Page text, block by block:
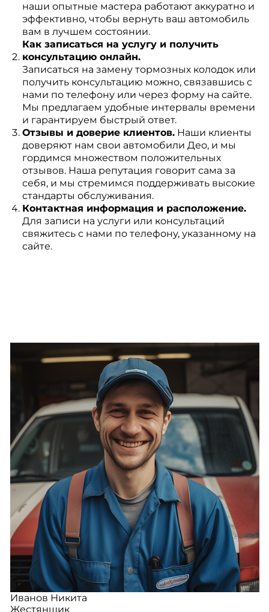
наши опытные мастера работают аккуратно и
эффективно, чтобы вернуть ваш автомобиль
вам в лучшем состоянии.
Как записаться на услугу и получить
консультацию онлайн.
Записаться на замену тормозных колодок или
получить консультацию можно, связавшись с
нами по телефону или через форму на сайте.
Мы предлагаем удобные интервалы времени
и гарантируем быстрый ответ.
Отзывы и доверие клиентов.Наши клиенты
доверяют нам свои автомобили Део, и мы
гордимся множеством положительных
отзывов. Наша репутация говорит сама за
себя, и мы стремимся поддерживать высокие
стандарты обслуживания.
Контактная информация и расположение.
Для записи на услуги или консультаций
свяжитесь с нами по телефону, указанному на
сайте.
Иванов Никита
Жестянщик